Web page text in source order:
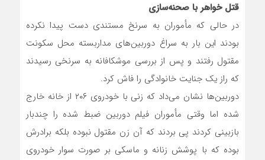
قتل خواهر با صحنه‌سازی
در حالی که مأموران به سرنخ مستندی دست پیدا نکرده
بودند این بار به سراغ دوربین‌های مداربسته محل سکونت
مقتول رفتند و پس از بررسی موشکافانه به سرنخی رسیدند
که راز یک جنایت خانوادگی را فاش کرد.
دوربین‌ها نشان می‌داد که زنی با خودروی ۲۰۶ از خانه خارج
شده اما وقتی مأموران فیلم دوربین ضبط شده را چندبار
بازبینی کردند پی بردند که آن زن مقتول نبوده بلکه برادرش
بوده که با پوشش زنانه و ماسکی بر صورت سوار خودروی